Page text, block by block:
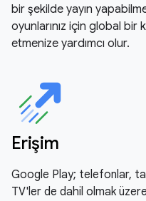
bir şekilde yayın
oyunlarınız için global bir
etmenize yardımcı olur.
Erişim
Google Play; telefonlar,
TV'ler de dahil olmak